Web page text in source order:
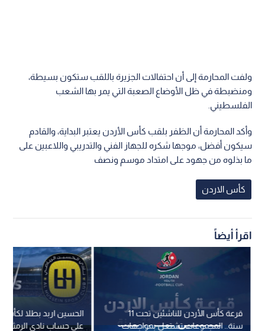
ولفت المحارمة إلى أن احتفالات الجزيرة باللقب ستكون بسيطة،
ومنضبطة في ظل الأوضاع الصعبة التي يمر بها الشعب
الفلسطيني.
وأكد المحارمة أن الظفر بلقب كأس الأردن يعتبر البداية، والقادم
سيكون أفضل، موجها شكره للجهاز الفني والتدريبي واللاعبين على
ما بذلوه من جهود على امتداد موسم ونصف
كأس الاردن
اقرأ أيضاً
على حساب نادي الرمثا
قرعة كأس الأردن للناشئين تحت 11
سنة.. المجموعات تشتعل بمواجهات